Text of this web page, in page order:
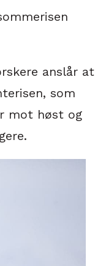
anslår at
som
mot høst og